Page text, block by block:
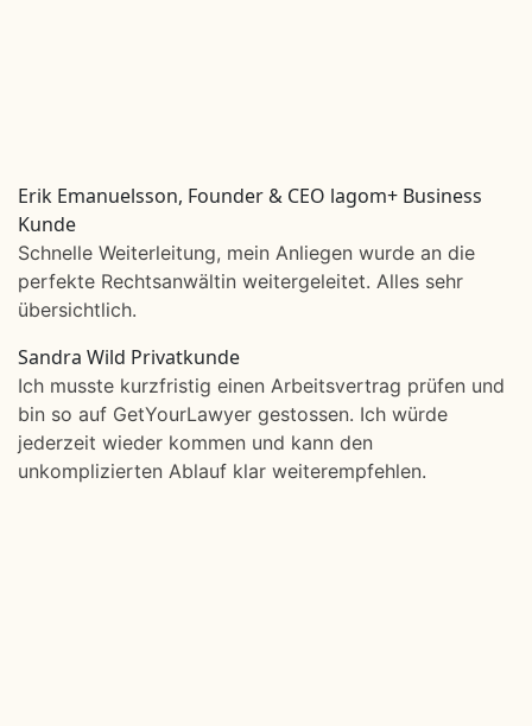
Erik Emanuelsson, Founder & CEO lagom+ Business
Kunde
Schnelle Weiterleitung, mein Anliegen wurde an die
perfekte Rechtsanwältin weitergeleitet. Alles sehr
übersichtlich.
Sandra Wild Privatkunde
Ich musste kurzfristig einen Arbeitsvertrag prüfen und
bin so auf GetYourLawyer gestossen. Ich würde
jederzeit wieder kommen und kann den
unkomplizierten Ablauf klar weiterempfehlen.